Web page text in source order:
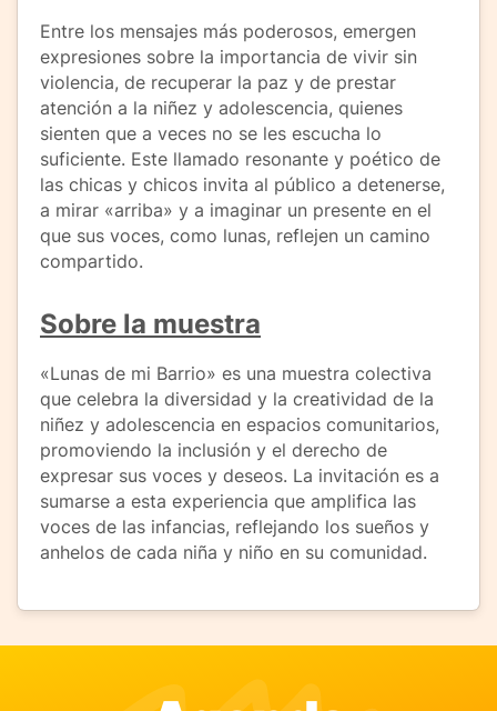
Entre los mensajes más poderosos, emergen
expresiones sobre la importancia de vivir sin
violencia, de recuperar la paz y de prestar
atención a la niñez y adolescencia, quienes
sienten que a veces no se les escucha lo
suficiente. Este llamado resonante y poético de
las chicas y chicos invita al público a detenerse,
a mirar «arriba» y a imaginar un presente en el
que sus voces, como lunas, reflejen un camino
compartido.
Sobre la muestra
«Lunas de mi Barrio» es una muestra colectiva
que celebra la diversidad y la creatividad de la
niñez y adolescencia en espacios comunitarios,
promoviendo la inclusión y el derecho de
expresar sus voces y deseos. La invitación es a
sumarse a esta experiencia que amplifica las
voces de las infancias, reflejando los sueños y
anhelos de cada niña y niño en su comunidad.